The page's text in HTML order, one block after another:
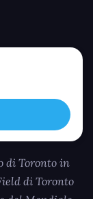
di Toronto in
di Toronto